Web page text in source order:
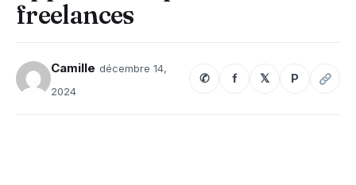
freelances
Camille décembre 14,
2024
✆ f 𝕏 P